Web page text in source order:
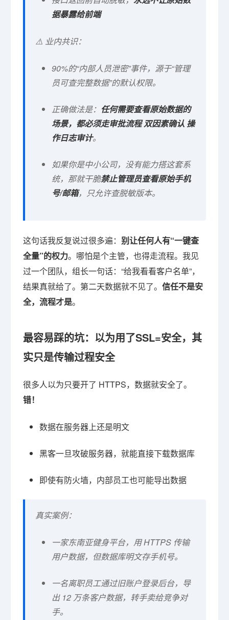
据暴露给前端
⚠️ 业内共识：
90%的“内部人员泄密”事件，源于“管理
员可查完整数据”的默认权限。
正确做法是： 任何需要查看原始数据的
场景，都必须走审批流程 双因素确认 操
作日志审计。
如果你是中小公司，没有能力搭这套系
统，那就干脆禁止管理员查看原始手机
号/邮箱，只允许查脱敏版本。
这句话我反复说过很多遍： 别让任何人有“一键查
全量”的权力。哪怕是个主管，也得走流程。我见
过一个团队，组长一句话：“给我看看客户名单”，
结果真就给了。第二天数据就不见了。 信任不是安
全，流程才是。
最容易踩的坑：以为用了SSL=安全，其
实只是传输过程安全
很多人以为只要开了 HTTPS，数据就安全了。
错！
数据在服务器上还是明文
黑客一旦攻破服务器，就能直接下载数据库
即使有防火墙，内部员工也可能导出数据
真实案例：
一家东南亚健身平台，用 HTTPS 传输
用户数据，但数据库明文存手机号。
一名离职员工通过旧账户登录后台，导
出 12 万条客户数据，转手卖给竞争对
手。